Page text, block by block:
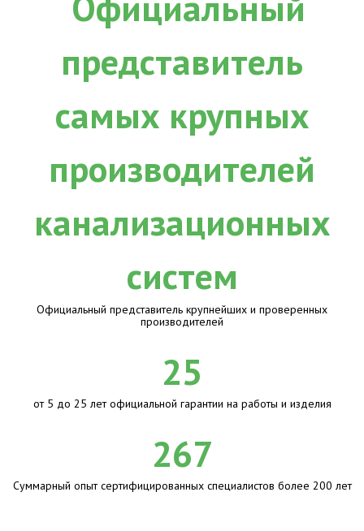
Официальный представитель крупнейших и проверенных
производителей
25
от 5 до 25 лет официальной гарантии на работы и изделия
267
Суммарный опыт сертифицированных специалистов более 200 лет